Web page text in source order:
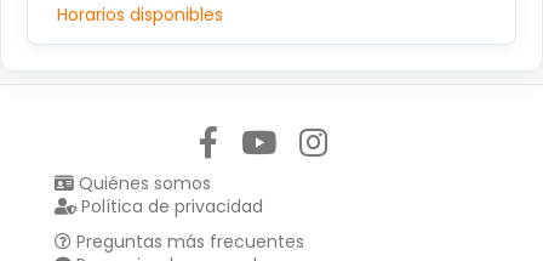
Horarios disponibles
Quiénes somos
Política de privacidad
Preguntas más frecuentes